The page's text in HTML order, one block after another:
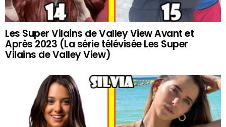
Les Super Vilains de Valley View Avant et
Après 2023 (La série télévisée Les Super
Vilains de Valley View)